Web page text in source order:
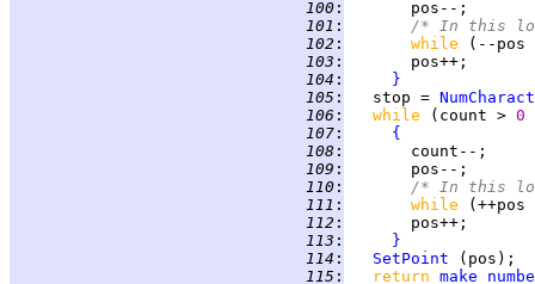
100 :
101 :
/* In this
102 : while
(--pos
103 :
104 :
}
105 :
   stop =
106 : while (count > 0
107 :
{
108 :
109 :
110 :
/* In this
111 : while
112 :
113 :
}
114 : SetPoint
115 : return